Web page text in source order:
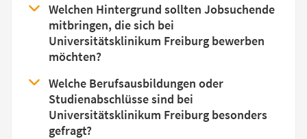
Welchen Hintergrund sollten Jobsuchende
mitbringen, die sich bei
Universitätsklinikum Freiburg bewerben
möchten?
Welche Berufsausbildungen oder
Studienabschlüsse sind bei
Universitätsklinikum Freiburg besonders
gefragt?